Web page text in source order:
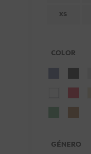
XS
COLOR
FILTER
GÉNERO